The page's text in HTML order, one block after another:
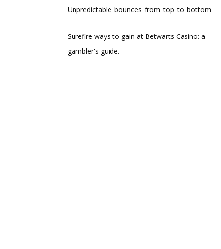
Surefire ways to gain at Betwarts Casino: a
gambler's guide.